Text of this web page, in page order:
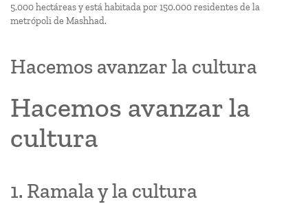
5.000 hectáreas y está habitada por 150.000 residentes de la
metrópoli de Mashhad.
Hacemos avanzar la cultura
Hacemos avanzar la
cultura
1. Ramala y la cultura